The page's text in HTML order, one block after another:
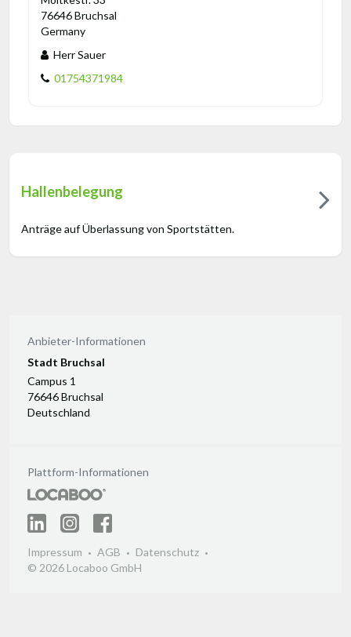
76646 Bruchsal
Germany
Herr Sauer
01754371984
Hallenbelegung
Anträge auf Überlassung von Sportstätten.
Anbieter-Informationen
Stadt Bruchsal
Campus 1
76646 Bruchsal
Deutschland
Plattform-Informationen
Impressum AGB
Datenschutz
© 2026 Locaboo GmbH